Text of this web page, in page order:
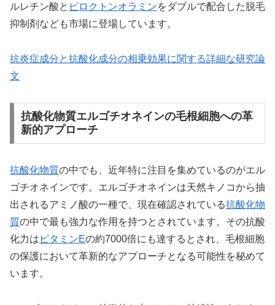
ルレチン酸と ピロクトンオラミンをダブルで配合した脱毛
抑制剤なども市場に登場しています。
抗炎症成分と抗酸化成分の相乗効果に関する詳細な研究論
文
抗酸化物質エルゴチオネインの毛根細胞への革
新的アプローチ
抗酸化物質の中でも、近年特に注目を集めているのがエル
ゴチオネインです。エルゴチオネインは天然キノコから抽
出されるアミノ酸の一種で、現在確認されている抗酸化物
質の中で最も強力な作用を持つとされています。その抗酸
化力は ビタミンEの約7000倍にも達するとされ、毛根細胞
の保護において革新的なアプローチとなる可能性を秘めて
います。